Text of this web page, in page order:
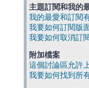
主題訂閱和我的
我的最愛和訂閱
我要如何訂閱版
我要如何取消訂
附加檔案
這個討論區允許
我要如何找到所